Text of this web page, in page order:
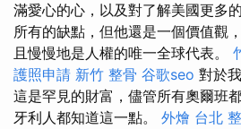
滿愛心的心，以及對了解美國更多
所有的缺點，但他還是一個價值觀
且慢慢地是人權的唯一全球代表。
護照申請 新竹 整骨 谷歌seo 對於
這是罕見的財富，儘管所有奧爾班
牙利人都知道這一點。 外燴 台北